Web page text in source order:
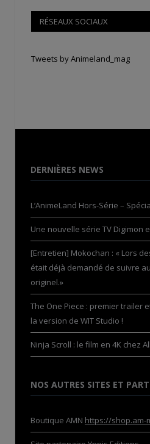
RÉSEAUX SOCIAUX
Tweets by Animeland_mag
DERNIÈRES NEWS
L’AnimeLand Hors-Série –
Une nouvelle série TV Digimon
[Entretien] Mokochan : « Lors
était déjà demandé de suivre
originel.»
The One Piece : premier trailer
la version de WIT Studio !
Ninja Scroll : le film en 4K chez
NOS AUTRES SITES ET
Boutique AMN https://shop.am-